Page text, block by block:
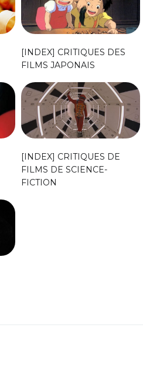
[INDEX] CRITIQUES DES
FILMS JAPONAIS
[INDEX] CRITIQUES DE
FILMS DE SCIENCE-
FICTION